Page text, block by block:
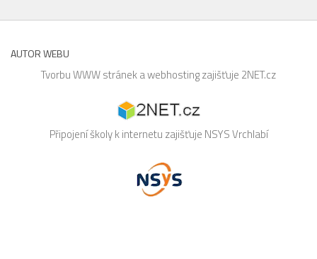
AUTOR WEBU
Tvorbu WWW stránek a webhosting zajišťuje 2NET.cz
Připojení školy k internetu zajišťuje NSYSVrchlabí